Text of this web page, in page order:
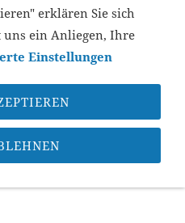
»Mit neuem Gerät
erklären Sie sich
uns ein Anliegen, Ihre
Einstellungen